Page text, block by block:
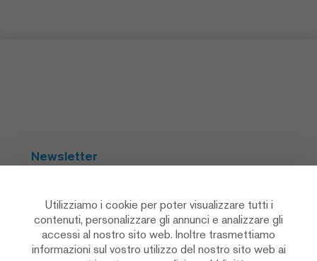
Newsletter
Social Media
Utilizziamo i cookie per poter visualizzare tutti i
contenuti, personalizzare gli annunci e analizzare gli
accessi al nostro sito web. Inoltre trasmettiamo
informazioni sul vostro utilizzo del nostro sito web ai